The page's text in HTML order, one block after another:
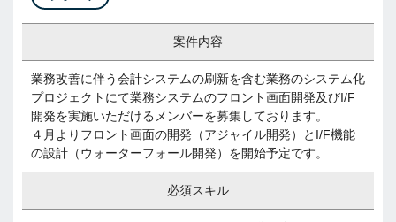
案件内容
業務改善に伴う会計システムの刷新を含む業務のシステム化
プロジェクトにて業務システムのフロント画面開発及びI/F
開発を実施いただけるメンバーを募集しております。
４月よりフロント画面の開発（アジャイル開発）とI/F機能
の設計（ウォーターフォール開発）を開始予定です。
必須スキル